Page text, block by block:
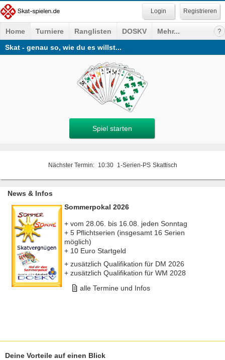
Registrieren
Home Turniere Ranglisten DOSKV
Mehr...
Skat - genau so, wie du es willst...
Spiel starten
Nächster Termin: 10:30 1-Serien-PS Skattisch
News & Infos
Sommerpokal 2026
+ vom 28.06. bis 16.08. jeden Sonntag
+ 5 Pflichtserien (insgesamt 16 Serien
möglich)
+ 10 Euro Startgeld
+ zusätzlich Qualifikation für DM 2026
+ zusätzlich Qualifikation für WM 2028
alle Termine und Infos
Deine Vorteile auf einen Blick